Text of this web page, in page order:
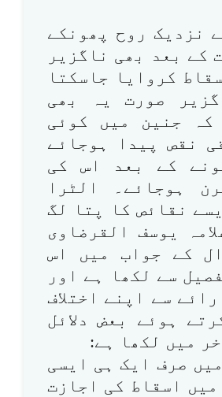
نزدیک روح پھونکے
کے بعد بھی ناگزیر
کروایا جاسکتا
صورت یہ بھی
کہ جنین میں کوئی
نقص پیدا ہوجائے
کے بعد اس کی
ہوجائے۔ الٹرا
نقائص کا پتا لگ
یوسف القرضاوی
کے جواب میں اس
سے لکھا ہے اور
سے اپنے اختلاف
ہوئے بعض دلائل
میں لکھا ہے:
صرف ایک ہی ایسی
اسقاط کی اجازت